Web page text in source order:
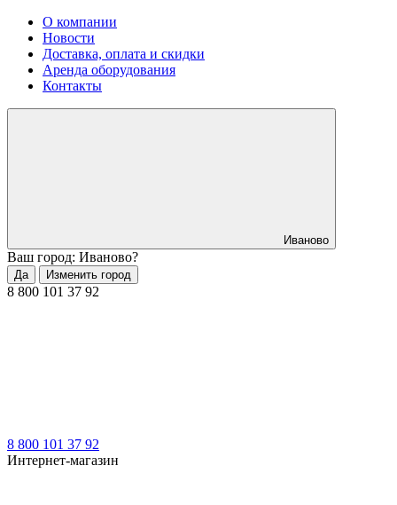
О компании
Новости
Доставка, оплата и скидки
Аренда оборудования
Контакты
Иваново
Ваш город: Иваново?
Да Изменить город
8 800 101 37 92
8 800 101 37 92
Интернет-магазин